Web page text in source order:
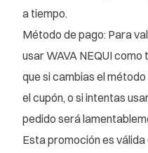
a tiempo.
Método de pago: Para
usar WAVA NEQUI
que si cambias el
el cupón, o si intentas
pedido será
Esta promoción es